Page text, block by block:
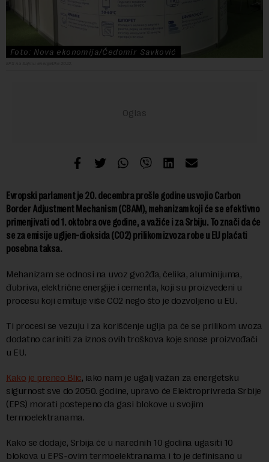
Foto: Nova ekonomija/Čedomir Savković
Evropski parlament je 20. decembra prošle godine usvojio Carbon
Border Adjustment Mechanism (CBAM), mehanizam koji će se efektivno
primenjivati od 1. oktobra ove godine, a važiće i za Srbiju. To znači da će
se za emisije ugljen-dioksida (CO2) prilikom izvoza robe u EU plaćati
posebna taksa.
Mehanizam se odnosi na uvoz gvožđa, čelika, aluminijuma,
đubriva, električne energije i cementa, koji su proizvedeni u
procesu koji emituje više CO2 nego što je dozvoljeno u EU.
Ti procesi se vezuju i za korišćenje uglja pa će se prilikom uvoza
dodatno cariniti za iznos ovih troškova koje snose proizvođači
u EU.
Kako je preneo Blic, iako nam je ugalj važan za energetsku
sigurnost sve do 2050. godine, upravo će Elektroprivreda Srbije
(EPS) morati postepeno da gasi blokove u svojim
termoelektranama.
Kako se dodaje, Srbija će u narednih 10 godina ugasiti 10
blokova u EPS-ovim termoelektranama i to je definisano u